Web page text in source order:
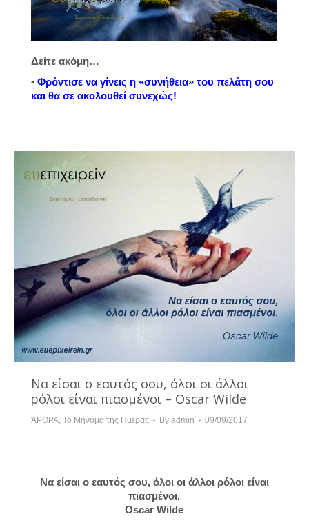
Δείτε ακόμη…
• Φρόντισε να γίνεις η «συνήθεια» του πελάτη σου
και θα σε ακολουθεί συνεχώς!
Να είσαι ο εαυτός σου, όλοι οι άλλοι
ρόλοι είναι πιασμένοι – Oscar Wilde
ΆΡΘΡΑ Το Μήνυμα της Ημέρας By admin 09/09/2017
Να είσαι ο εαυτός σου, όλοι οι άλλοι ρόλοι είναι
πιασμένοι.
Oscar Wilde